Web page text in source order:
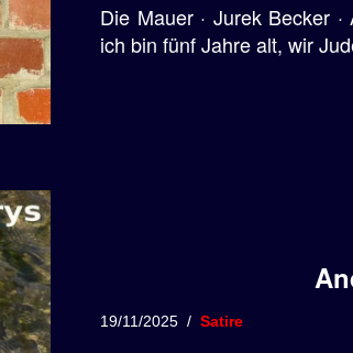
Die Mauer · Jurek Becker
ich bin fünf Jahre alt, wir
19/11/2025 Satire